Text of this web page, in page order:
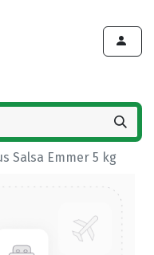
Salsa Emmer 5 kg